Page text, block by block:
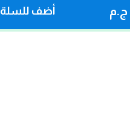
أضف للسلة